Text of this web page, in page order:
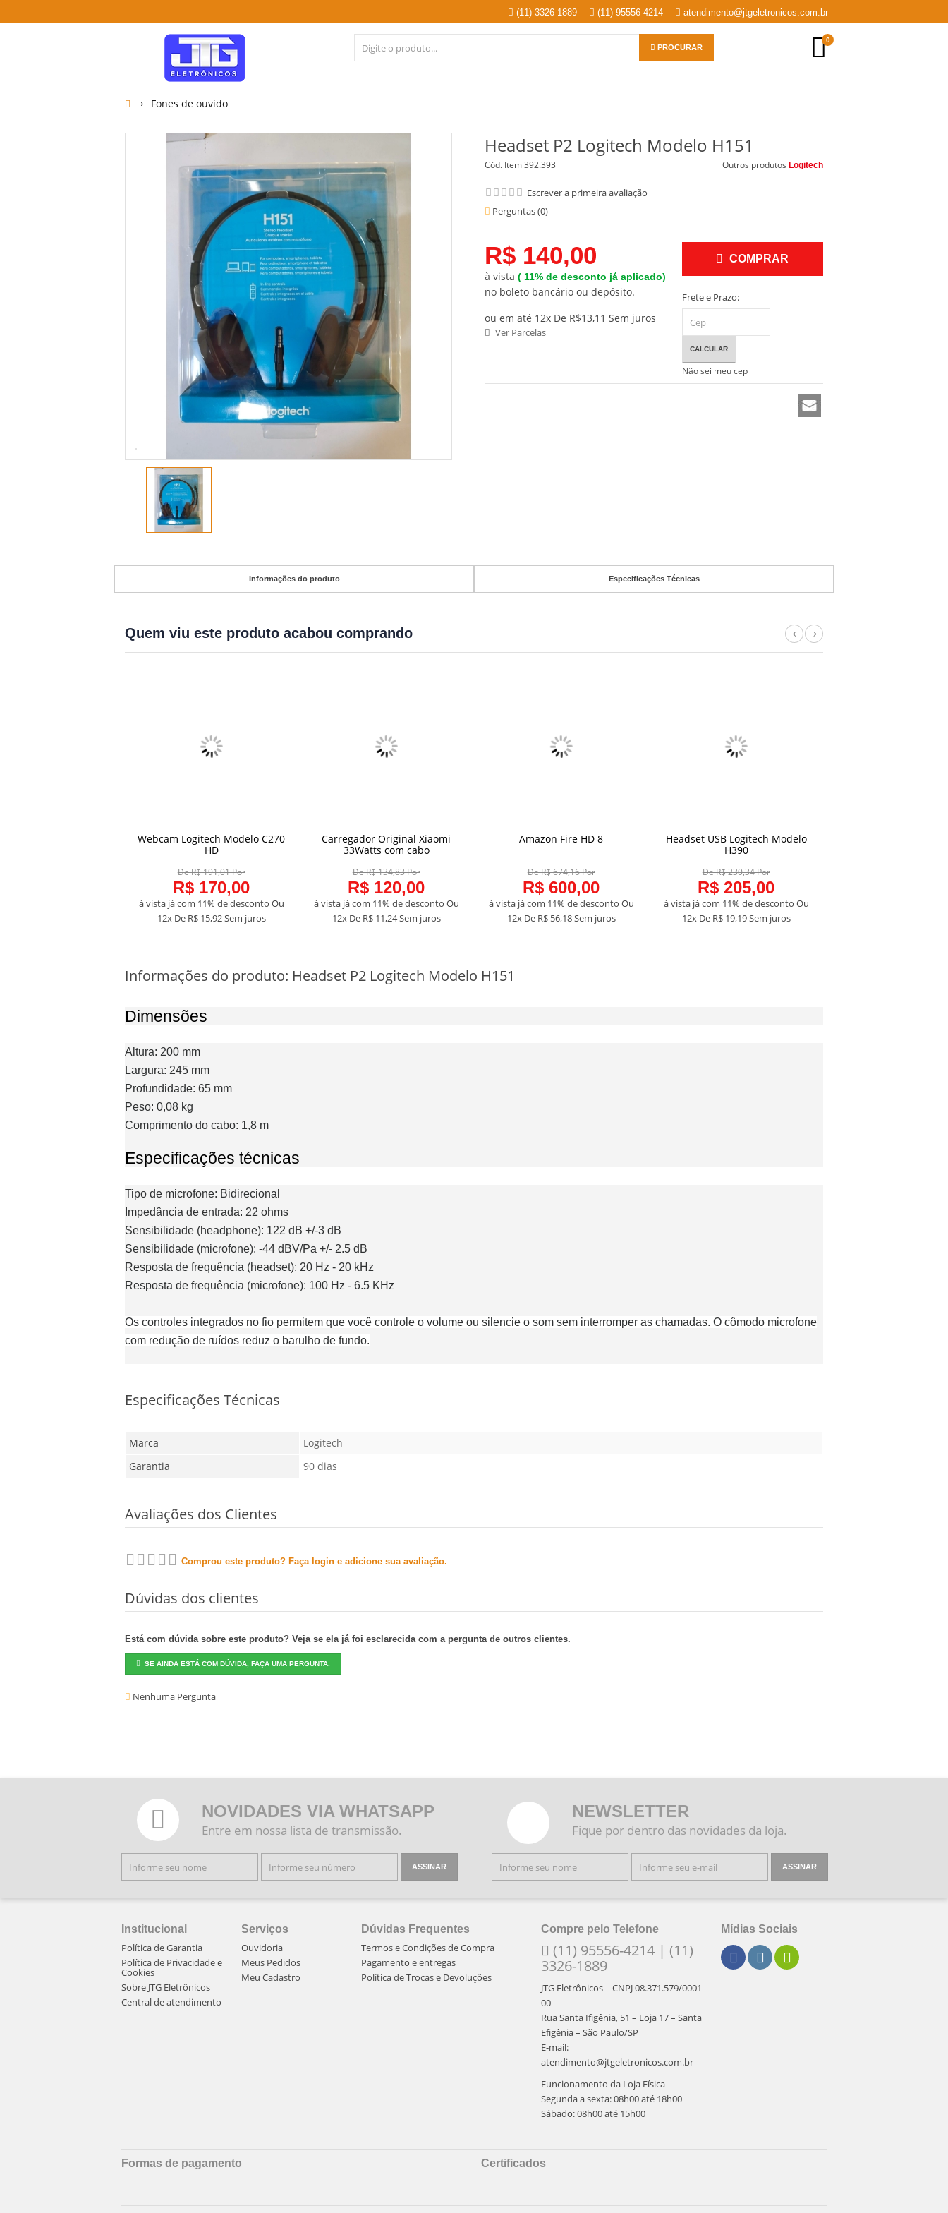
(11) 3326-1889 (11) 95556-4214 atendimento@jtgeletronicos.com.br
PROCURAR
0
Fones de ouvido
Headset P2 Logitech Modelo H151
Cód. Item392.393 Outros produtos Logitech
Escrever a primeira avaliação
Perguntas (0)
R$ 140,00
à vista ( 11% de desconto já aplicado)
no boleto bancário ou depósito.
ou em até 12x De R$13,11 Sem juros
Ver Parcelas
COMPRAR
Frete e Prazo:
CALCULAR
Não sei meu cep
Informações do produto Especificações Técnicas
Quem viu este produto acabou comprando
COMPRAR
Webcam Logitech Modelo C270
HD
De R$ 191,01 Por
R$ 170,00
à vista já com 11% de desconto Ou
12x De R$ 15,92Sem juros
COMPRAR
Carregador Original Xiaomi
33Watts com cabo
De R$ 134,83 Por
R$ 120,00
à vista já com 11% de desconto Ou
12x De R$ 11,24Sem juros
Amazon Fire HD 8
De R$ 674,16 Por
R$ 600,00
à vista já com 11% de desconto Ou
12x De R$ 56,18Sem juros
COMPRAR
Headset USB Logitech Modelo
H390
De R$ 230,34 Por
R$ 205,00
à vista já com 11% de desconto Ou
12x De R$ 19,19Sem juros
Previous
Next
Informações do produto: Headset P2 Logitech Modelo H151
Dimensões
Altura: 200 mm
Largura: 245 mm
Profundidade: 65 mm
Peso: 0,08 kg
Comprimento do cabo: 1,8 m
Especificações técnicas
Tipo de microfone: Bidirecional
Impedância de entrada: 22 ohms
Sensibilidade (headphone): 122 dB +/-3 dB
Sensibilidade (microfone): -44 dBV/Pa +/- 2.5 dB
Resposta de frequência (headset): 20 Hz - 20 kHz
Resposta de frequência (microfone): 100 Hz - 6.5 KHz
Os controles integrados no fio permitem que você controle o volume ou silencie o som sem interromper as chamadas. O cômodo microfone
com redução de ruídos reduz o barulho de fundo.
Especificações Técnicas
Marca
Logitech
Garantia
90 dias
Avaliações dos Clientes
Comprou este produto? Faça login e adicione sua avaliação.
Dúvidas dos clientes
Está com dúvida sobre este produto? Veja se ela já foi esclarecida com a pergunta de outros clientes.
SE AINDA ESTÁ COM DÚVIDA, FAÇA UMA PERGUNTA.
Nenhuma Pergunta
NOVIDADES VIA WHATSAPP
Entre em nossa lista de transmissão.
ASSINAR
NEWSLETTER
Fique por dentro das novidades da loja.
ASSINAR
Institucional
Política de Garantia
Política de Privacidade e
Cookies
Sobre JTG Eletrônicos
Central de atendimento
Serviços
Ouvidoria
Meus Pedidos
Meu Cadastro
Dúvidas Frequentes
Termos e Condições de Compra
Pagamento e entregas
Política de Trocas e Devoluções
Compre pelo Telefone
(11) 95556-4214 | (11)
3326-1889
JTG Eletrônicos – CNPJ 08.371.579/0001-
00
Rua Santa Ifigênia, 51 – Loja 17 – Santa
Efigênia – São Paulo/SP
E-mail:
atendimento@jtgeletronicos.com.br
Funcionamento da Loja Física
Segunda a sexta: 08h00 até 18h00
Sábado: 08h00 até 15h00
Mídias Sociais
Formas de pagamento Certificados